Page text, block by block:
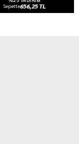
Sepette656,25 TL